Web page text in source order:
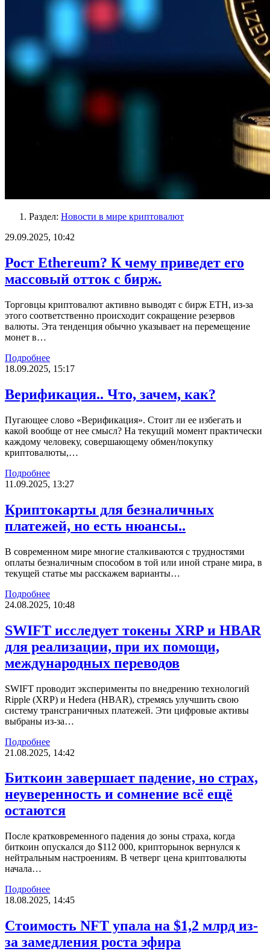
Раздел: Новости в мире криптовалют
29.09.2025, 10:42
Рост Ethereum? К чему приведет его
массовый отток с бирж.
Торговцы криптовалют активно выводят с бирж ETH, из-за
этого соответственно происходит сокращение резервов
валюты. Эта тенденция обычно указывает на перемещение
монет в…
Подробнее
18.09.2025, 15:17
Верификация.. Что, зачем, как?
Пугающее слово «Верификация». Стоит ли ее избегать и
какой вообще от нее смысл? На текущий момент практически
каждому человеку, совершающему обмен/покупку
криптовалюты,…
Подробнее
11.09.2025, 13:27
Криптокарты для безналичных
платежей, но есть нюансы..
В современном мире многие сталкиваются с трудностями
оплаты безналичным способом в той или иной стране мира, в
текущей статье мы расскажем варианты…
Подробнее
24.08.2025, 10:48
SWIFT исследует токены XRP и HBAR
для реализации, при их помощи,
международных переводов
SWIFT проводит эксперименты по внедрению технологий
Ripple (XRP) и Hedera (HBAR), стремясь улучшить свою
систему трансграничных платежей. Эти цифровые активы
выбраны из-за…
Подробнее
21.08.2025, 14:42
Биткоин завершает падение, но страх,
неуверенность и сомнение всё ещё
остаются
После кратковременного падения до зоны страха, когда
биткоин опускался до $112 000, крипторынок вернулся к
нейтральным настроениям. В четверг цена криптовалюты
начала…
Подробнее
18.08.2025, 14:45
Стоимость NFT упала на $1,2 млрд из-
за замедления роста эфира